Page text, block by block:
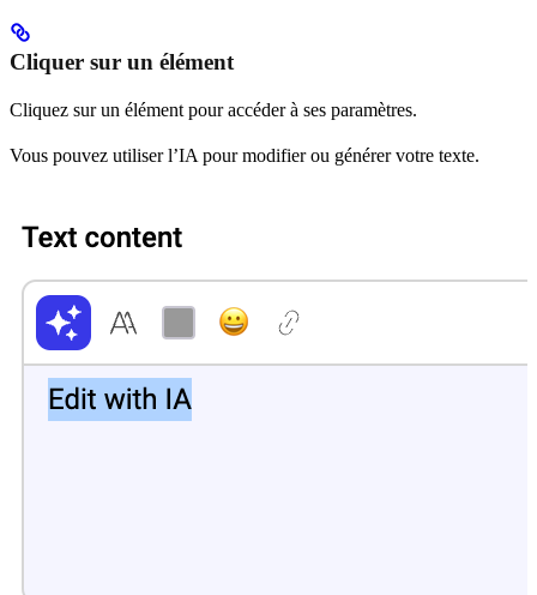
Cliquer sur un élément
Cliquez sur un élément pour accéder à ses paramètres.
Vous pouvez utiliser l’IA pour modifier ou générer votre texte.